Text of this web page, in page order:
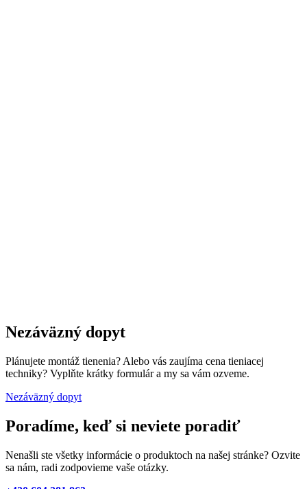
Nezáväzný dopyt
Plánujete montáž tienenia? Alebo vás zaujíma cena tieniacej
techniky? Vyplňte krátky formulár a my sa vám ozveme.
Nezáväzný dopyt
Poradíme, keď si neviete poradiť
Nenašli ste všetky informácie o produktoch na našej stránke? Ozvite
sa nám, radi zodpovieme vaše otázky.